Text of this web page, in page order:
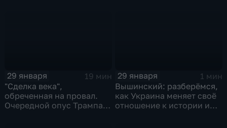
29 января
19 мин
"Сделка века",
обреченная на провал.
Очередной опус Трампа.
29 января
1 мин
Вышинский: разберёмся,
как Украина меняет своё
отношение к истории и